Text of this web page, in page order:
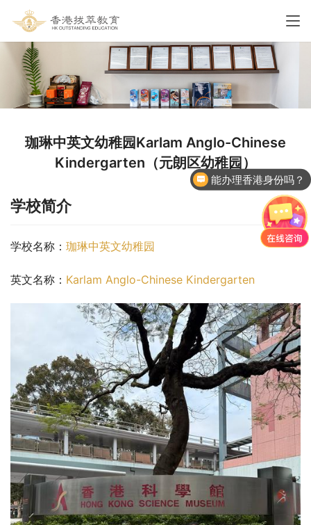
珈琳中英文幼稚园Karlam Anglo-Chinese
Kindergarten（元朗区幼稚园）
学校简介
学校名称： 珈琳中英文幼稚园
英文名称： Karlam Anglo-Chinese Kindergarten
能办理香港身份吗？
香港国际学校申请